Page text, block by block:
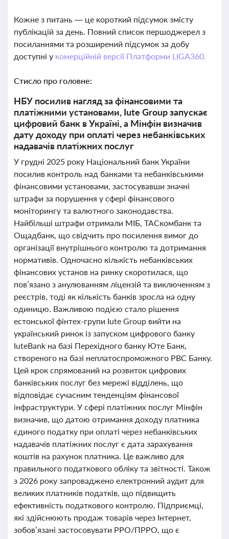
Кожне з питань — це короткий підсумок змісту
публікацій за день. Повний список першоджерел з
посиланнями та розширений підсумок за добу
доступні у комерційній версії Платформи LIGA360.
Стисло про головне:
НБУ посилив нагляд за фінансовими та
платіжними установами, Iute Group запускає
цифровий банк в Україні, а Мінфін визначив
дату доходу при оплаті через небанківських
надавачів платіжних послуг
У грудні 2025 року Національний банк України
посилив контроль над банками та небанківськими
фінансовими установами, застосувавши значні
штрафи за порушення у сфері фінансового
моніторингу та валютного законодавства.
Найбільші штрафи отримали МІБ, ТАСкомбанк та
Ощадбанк, що свідчить про посилення вимог до
організації внутрішнього контролю та дотримання
нормативів. Одночасно кількість небанківських
фінансових установ на ринку скоротилася, що
пов’язано з анулюванням ліцензій та виключенням з
реєстрів, тоді як кількість банків зросла на одну
одиницю. Важливою подією стало рішення
естонської фінтех-групи Iute Group вийти на
український ринок із запуском цифрового банку
IuteBank на базі Перехідного банку Юте Банк,
створеного на базі неплатоспроможного РВС Банку.
Цей крок спрямований на розвиток цифрових
банківських послуг без мережі відділень, що
відповідає сучасним тенденціям фінансової
інфраструктури. У сфері платіжних послуг Мінфін
визначив, що датою отримання доходу платника
єдиного податку при оплаті через небанківських
надавачів платіжних послуг є дата зарахування
коштів на рахунок платника. Це важливо для
правильного податкового обліку та звітності. Також
з 2026 року запроваджено електронний аудит для
великих платників податків, що підвищить
ефективність податкового контролю. Підприємці,
які здійснюють продаж товарів через Інтернет,
зобов’язані застосовувати РРО/ПРРО, що є